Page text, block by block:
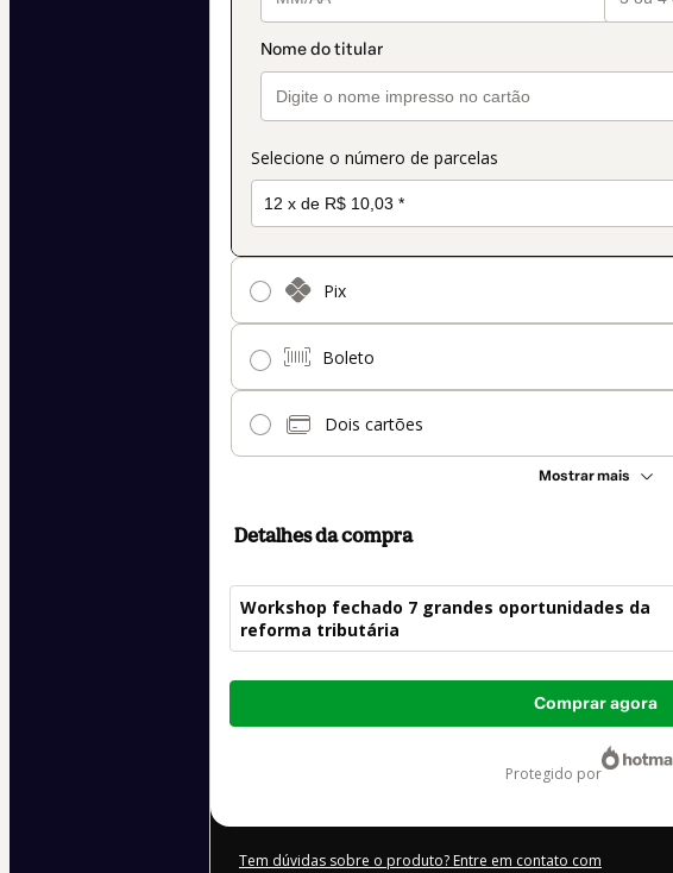
Selecione o número de parcelas
Pix
Boleto
Dois cartões
Mostrar mais
Detalhes da compra
Workshop fechado 7 grandes oportunidades da
reforma tributária
Total
Comprar agora
protegido por
Tem dúvidas sobre o produto? Entre em contato com